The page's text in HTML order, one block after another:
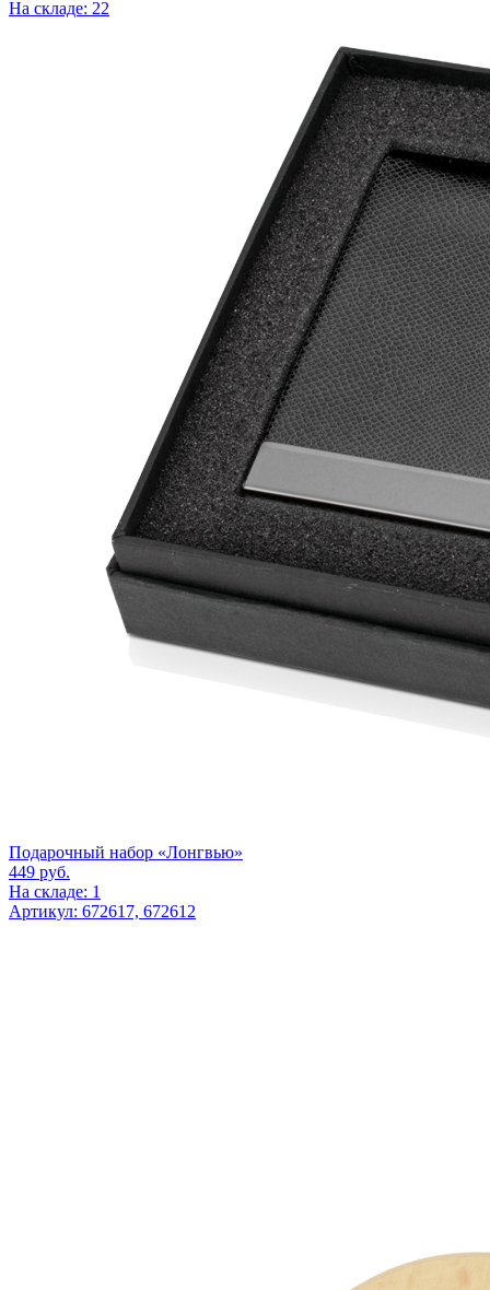
На складе: 22
Подарочный набор «Лонгвью»
449 руб.
На складе: 1
Артикул: 672617, 672612